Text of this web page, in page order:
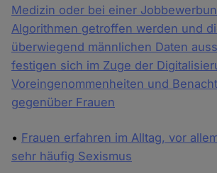
Medizin oder bei einer
Algorithmen getroffen werden und
überwiegend männlichen Daten
festigen sich im Zuge der
Voreingenommenheiten und
gegenüber Frauen
• Frauen erfahren im Alltag, vor
sehr häufig Sexismus